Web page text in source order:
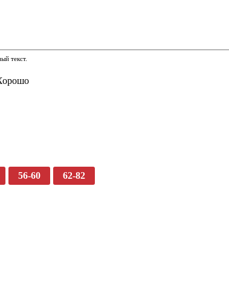
текст.
56-60 62-82